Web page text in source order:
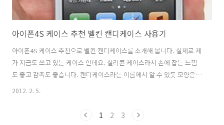
아이폰4S 케이스 추천 벨킨 캔디케이스 사용기
아이폰4S 케이스 추천으로 벨킨 캔디케이스를 소개해 봅니다. 실제로 제
가 지금도 쓰고 있는 케이스 인데요. 실리콘 케이스라서 손에 잡는 느낌
도 좋고 감촉도 좋습니다. 캔디케이스라는 이름에서 알 수 있듯 모양은
같지만 여러가지 색으로 모양이 다 달라보이네요. 벨킨 캔디케이스는 아
위치가 약간 다른데 두개 모두 사용 가능하게 해 놓았네요. 카메라 홀 부
2012. 2. 5.
1 2 3